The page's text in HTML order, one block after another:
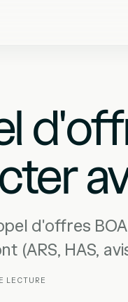
d'offres
(ARS, HAS,
LECTURE